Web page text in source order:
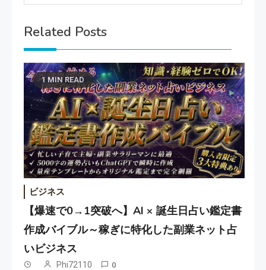
Related Posts
1 MIN READ
ビジネス
【爆速で0→1突破へ】AI × 誕生日占い鑑定書
作成バイブル～稼ぎに特化した副業ネット占
いビジネス
Phi72110 0